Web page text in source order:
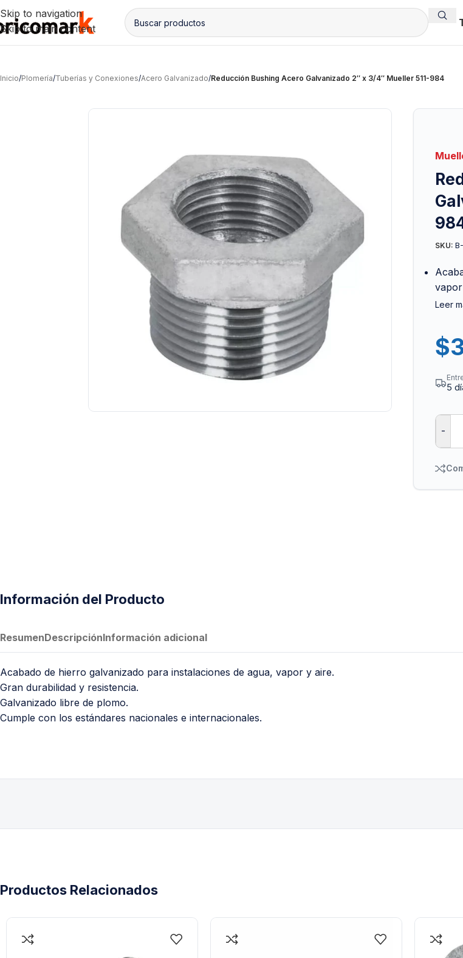
Skip to navigation
Skip to main content
Inicio/Plomería/Tuberías y Conexiones/Acero Galvanizado/Reducción Bushing Acero Galvanizado 2″ x 3/4″ Mueller 511-984
SKU:
Leer
$
5
-
Información del Producto
ResumenDescripciónInformación adicional
Acabado de hierro galvanizado para instalaciones de agua, vapor y aire.
Gran durabilidad y resistencia.
Galvanizado libre de plomo.
Cumple con los estándares nacionales e internacionales.
Productos Relacionados